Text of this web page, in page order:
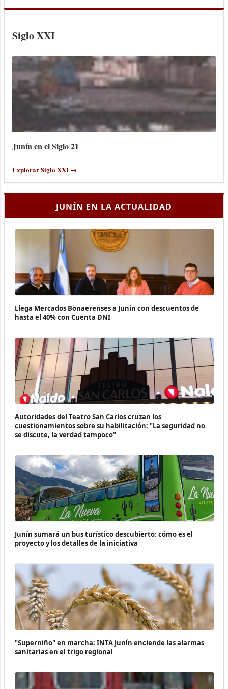
Siglo XXI
Junín en el Siglo 21
Explorar Siglo XXI →
JUNÍN EN LA ACTUALIDAD
Llega Mercados Bonaerenses a Junin con descuentos de
hasta el 40% con Cuenta DNI
Autoridades del Teatro San Carlos cruzan los
cuestionamientos sobre su habilitación: "La seguridad no
se discute, la verdad tampoco"
Junín sumará un bus turístico descubierto: cómo es el
proyecto y los detalles de la iniciativa
"Superniño" en marcha: INTA Junín enciende las alarmas
sanitarias en el trigo regional